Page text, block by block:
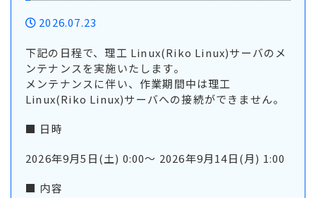
2026.07.23
下記の日程で、理工 Linux(Riko Linux)サーバのメ
ンテナンスを実施いたします。
メンテナンスに伴い、作業期間中は理工
Linux(Riko Linux)サーバへの接続ができません。
■ 日時
2026年9月5日(土) 0:00〜 2026年9月14日(月) 1:00
■ 内容